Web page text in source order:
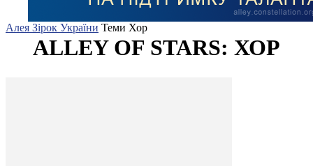
Алея Зірок України Теми Хор
ALLEY OF STARS: ХОР